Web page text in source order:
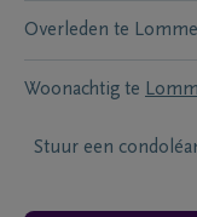
Overleden te
Woonachtig te
Stuur een